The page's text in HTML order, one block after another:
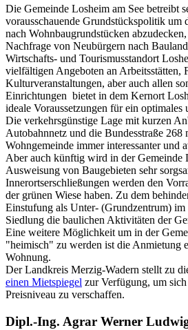
Die Gemeinde Losheim am See betreibt
vorausschauende Grundstückspolitik um
nach Wohnbaugrundstücken
Nachfrage von Neubürgern nach
Wirtschafts- und Tourismusstandort
vielfältigen Angeboten an Arbeitsstätten,
Kulturveranstaltungen, aber auch allen
Einrichtungen bietet in dem Kernort
ideale Voraussetzungen für ein optimales
Die verkehrsgünstige Lage mit kurzen
Autobahnnetz und die Bundesstraße 268
Wohngemeinde immer interessanter und
Aber auch künftig wird in der Gemeinde
Ausweisung von Baugebieten sehr
Innerortserschließungen werden den
der grünen Wiese haben. Zu dem
Einstufung als Unter- (Grundzentrum)
Siedlung die baulichen Aktivitäten der
Eine weitere Möglichkeit um in der
"heimisch" zu werden ist die Anmietung
Wohnung.
Der Landkreis Merzig-Wadern stellt zu
einen Mietspiegel zur Verfügung, um
Preisniveau zu verschaffen.
Dipl.-Ing. Agrar Werner